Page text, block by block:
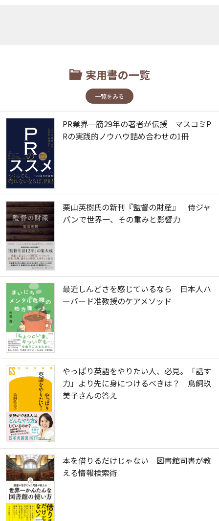
実用書の一覧
一覧をみる
PR業界一筋29年の著者が伝授 マスコミP
Rの実践的ノウハウ詰め合わせの1冊
栗山英樹氏の新刊『監督の財産』 侍ジャ
パンで世界一、その重みと影響力
最近しんどさを感じているなら 日本人ハ
ーバード准教授のケアメソッド
やっぱり英語をやりたい人、必見。「話す
力」より先に身につけるべきは？ 鳥飼玖
美子さんの答え
本を借りるだけじゃない 図書館司書が教
える情報検索術